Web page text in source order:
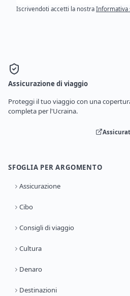
Iscrivendoti accetti la nostra Informativa
Assicurazione di viaggio
Proteggi il tuo viaggio con una
completa per l'Ucraina.
SFOGLIA PER ARGOMENTO
Assicurazione
Cibo
Consigli di viaggio
Cultura
Denaro
Destinazioni